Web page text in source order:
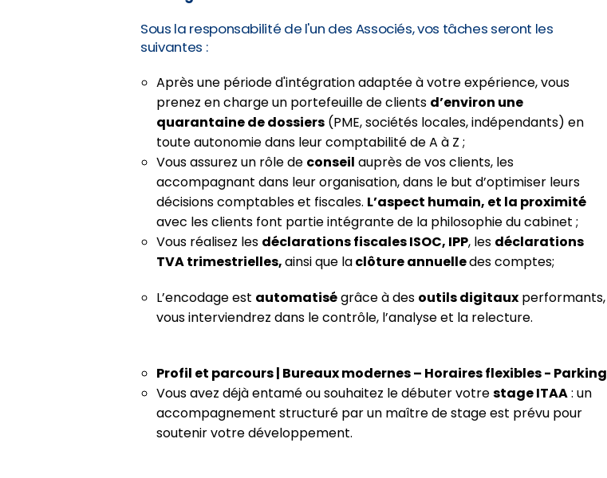
Sous la responsabilité de l'un des Associés, vos tâches seront les
suivantes :
Après une période d'intégration adaptée à votre expérience, vous
prenez en charge un portefeuille de clients d’environ une
quarantaine de dossiers (PME, sociétés locales, indépendants) en
toute autonomie dans leur comptabilité de A à Z ;
Vous assurez un rôle de conseil auprès de vos clients, les
accompagnant dans leur organisation, dans le but d’optimiser leurs
décisions comptables et fiscales. L’aspect humain, et la proximité
avec les clients font partie intégrante de la philosophie du cabinet ;
Vous réalisez les déclarations fiscales ISOC, IPP, les déclarations
TVA trimestrielles,ainsi que laclôture annuelledes comptes;
L’encodage est automatiségrâce à des outils digitaux performants,
vous interviendrez dans le contrôle, l’analyse et la relecture.
Profil et parcours | Bureaux modernes – Horaires flexibles - Parking
Vous avez déjà entamé ou souhaitez le débuter votrestage ITAA: un
accompagnement structuré par un maître de stage est prévu pour
soutenir votre développement.